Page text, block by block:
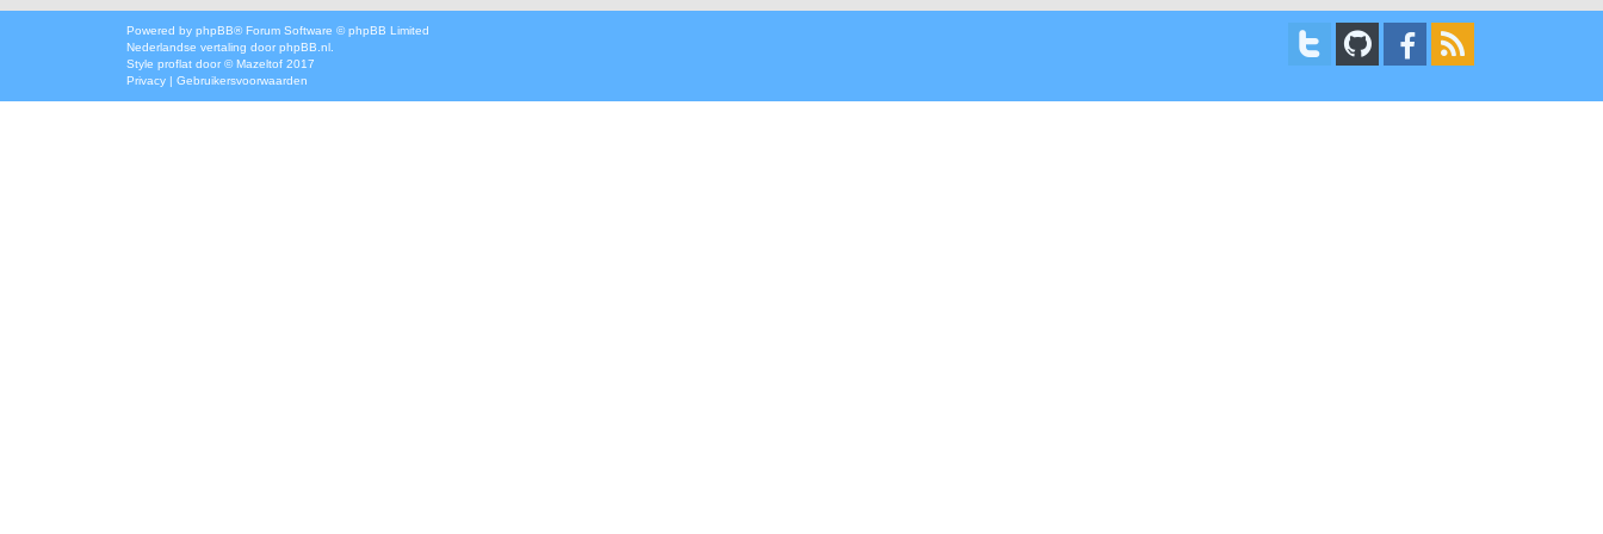
Powered by phpBB® Forum Software © phpBB Limited
Nederlandse vertaling door phpBB.nl
Style proflat door ©Mazeltof 2017
Privacy | Gebruikersvoorwaarden